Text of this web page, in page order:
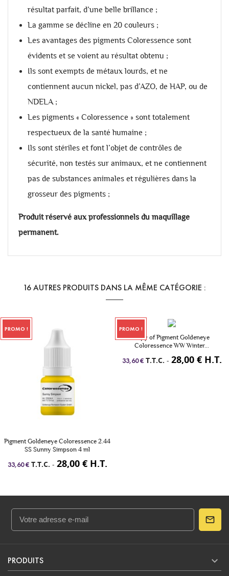
résultat parfait, d’une belle brillance ;
La gamme se décline en 20 couleurs ;
Les avantages des pigments Coloressence sont
évidents et se voient au résultat obtenu ;
Ils sont exempts de métaux lourds, et ne
contiennent aucun nickel, pas d’AZO, de HAP, ou de
NDELA ;
Les pigments « Coloressence » sont totalement
respectueux de la santé humaine ;
Ils sont stériles et font l’objet de contrôles de
sécurité, non testés sur animaux, et ne contiennent
pas de substances animales et régulières dans la
grosseur des pigments ;
Produit réservé aux professionnels du maquillage
permanent.
16 AUTRES PRODUITS DANS LA MÊME CATÉGORIE :
PROMO !
Pigment Goldeneye Coloressence 2.44
SS Sunny Simpson 4 ml
33,60 € T.T.C. - 28,00 € H.T.
PROMO !
copy of Pigment Goldeneye
Coloressence WW Winter...
33,60 € T.T.C. - 28,00 € H.T.
PRODUITS
